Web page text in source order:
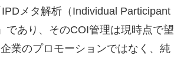
メタ解析（Individual Participant
であり、そのCOI管理は現時点で望
業のプロモーションではなく、純